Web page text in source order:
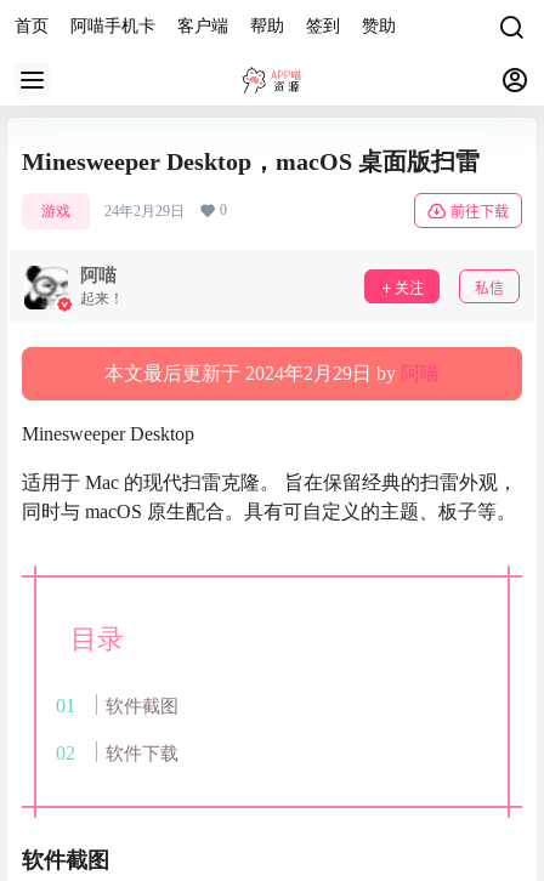
首页 阿喵手机卡 客户端 帮助 签到 赞助
Minesweeper Desktop，macOS 桌面版扫雷
游戏 24年2月29日 0 前往下载
阿喵
起来！
关注 私信
本文最后更新于 2024年2月29日 by 阿喵
Minesweeper Desktop
适用于 Mac 的现代扫雷克隆。 旨在保留经典的扫雷外观，
同时与 macOS 原生配合。具有可自定义的主题、板子等。
目录
软件截图
软件下载
软件截图